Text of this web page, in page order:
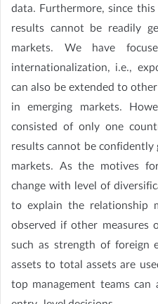
data. Furthermore, since
results cannot be readily
markets. We have
internationalization, i.e.,
can also be extended to
in emerging markets.
consisted of only one
results cannot be
markets. As the motives
change with level of
to explain the relationship
observed if other measures
such as strength of foreign
assets to total assets are
top management teams